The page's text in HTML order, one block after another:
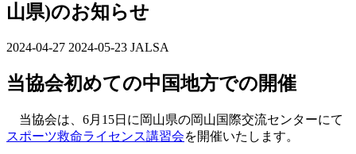
山県)のお知らせ
2024-04-27 最
更
日
時
:
2024-05-23 JALSA
当協会初めての中国地方での開催
当協会は、6月15日に岡山県の岡山国際交流センターにて
スポーツ救命ライセンス講習会を開催いたします。